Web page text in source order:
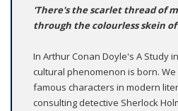
'There's the scarlet thread of
through the colourless skein
In Arthur Conan Doyle's A Study
cultural phenomenon is born.
famous characters in modern
consulting detective Sherlock